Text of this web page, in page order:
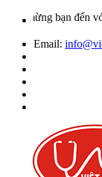
bạn đến với
Email: